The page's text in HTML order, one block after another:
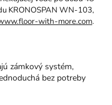
KRONOSPAN WN-103,
with-more.com.
zámkový systém,
bez potreby